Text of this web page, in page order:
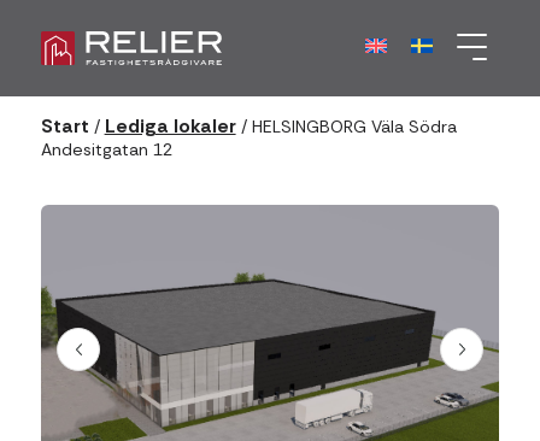
Start / Lediga lokaler/ HELSINGBORG Väla Södra
Andesitgatan 12